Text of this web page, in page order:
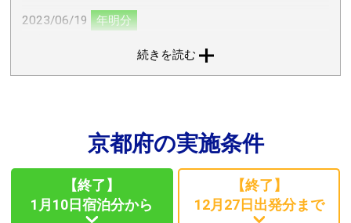
2023/06/19
年明分
2023/04/14
年明分
2023/04/10
年明分
続きを読む
京都府の実施条件
【終了】
1月10日宿泊分から
【終了】
12月27日出発分まで